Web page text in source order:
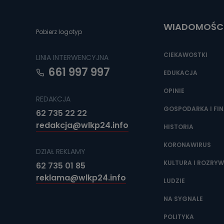
Jakie
Państwa (lub
źródeł
oraz partnerzy
Jak
Można to
Pobierz logotyp
LINIA INTERWENCYJNA
661 997 997
REDAKCJA
62 735 22 22
redakcja@wlkp24.info
DZIAŁ REKLAMY
62 735 01 85
reklama@wlkp24.info
CIEKAWOSTKI
EDUKACJA
OPINIE
GOSPODARKA I
HISTORIA
KORONAWIRUS
KULTURA I
LUDZIE
NA SYGNALE
POLITYKA